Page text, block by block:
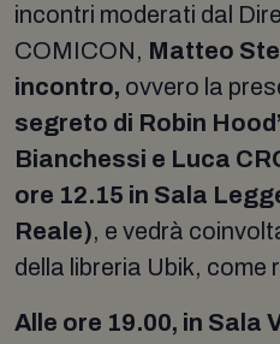
incontri moderati dal
COMICON, Matteo
incontro, ovvero la
segreto di Robin
Bianchessi e Luca
ore 12.15 in Sala
Reale), e vedrà
della libreria Ubik, come
Alle ore 19.00, in Sala